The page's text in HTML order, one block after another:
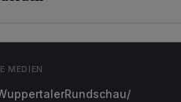
MEDIEN